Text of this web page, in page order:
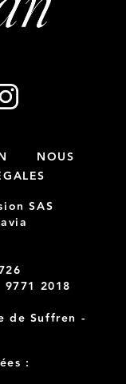
NOUS
SAS
2018
de Suffren -
: